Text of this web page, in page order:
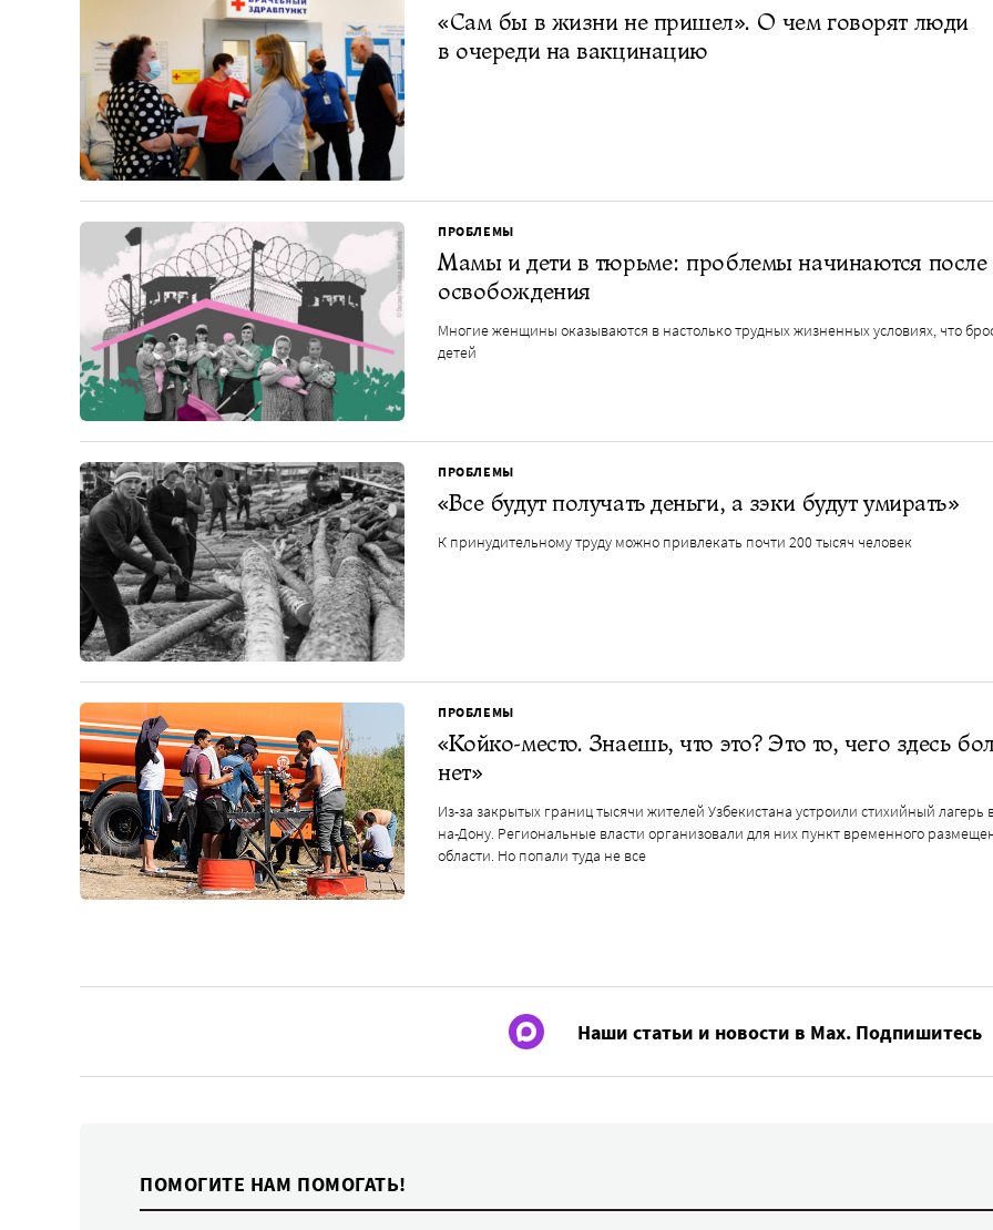
«Сам бы в жизни не пришел». О чем говорят люди
в очереди на вакцинацию
ПРОБЛЕМЫ
Мамы и дети в тюрьме: проблемы начинаются после
освобождения
Многие женщины оказываются в настолько трудных жизненных условиях, что
детей
ПРОБЛЕМЫ
«Все будут получать деньги, а зэки будут умирать»
К принудительному труду можно привлекать почти 200 тысяч человек
ПРОБЛЕМЫ
«Койко-место. Знаешь, что это? Это то, чего здесь
нет»
Из-за закрытых границ тысячи жителей Узбекистана устроили стихийный лагерь
на-Дону. Региональные власти организовали для них пункт временного
области. Но попали туда не все
Наши статьи и новости в Max. Подпишитесь
ПОМОГИТЕ НАМ ПОМОГАТЬ!